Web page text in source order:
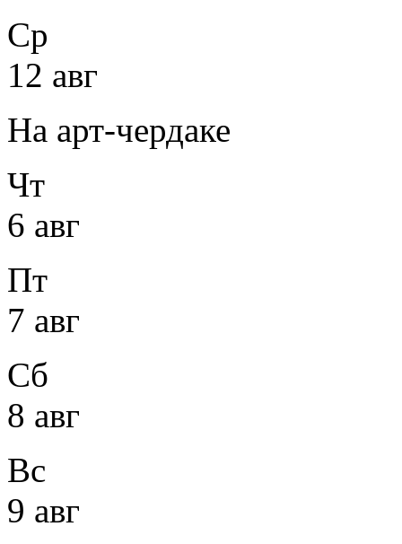
Ср
12 авг
На арт-чердаке
Чт
6 авг
Пт
7 авг
Сб
8 авг
Вс
9 авг